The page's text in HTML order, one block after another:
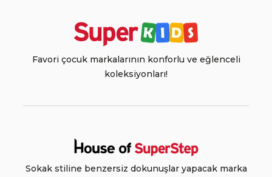
Favori çocuk markalarının konforlu ve eğlenceli
koleksiyonları!
Sokak stiline benzersiz dokunuşlar yapacak marka